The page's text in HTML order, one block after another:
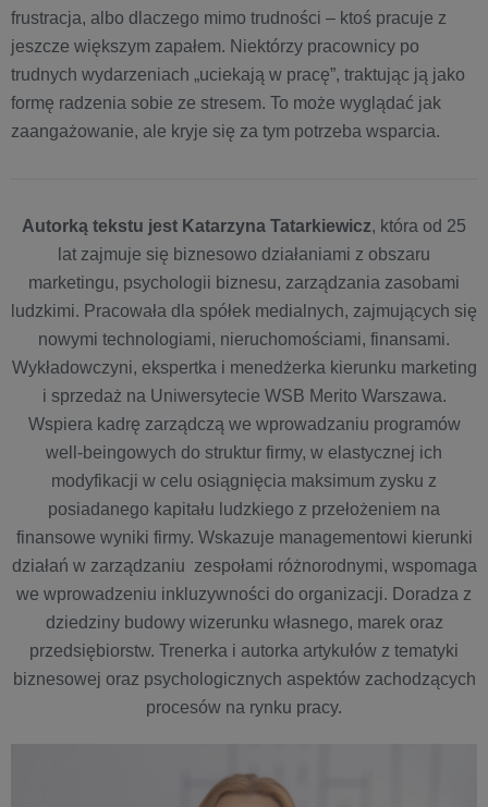
frustracja, albo dlaczego mimo trudności – ktoś pracuje z
jeszcze większym zapałem. Niektórzy pracownicy po
trudnych wydarzeniach „uciekają w pracę”, traktując ją jako
formę radzenia sobie ze stresem. To może wyglądać jak
zaangażowanie, ale kryje się za tym potrzeba wsparcia.
Autorką tekstu jest Katarzyna Tatarkiewicz, która od 25
lat zajmuje się biznesowo działaniami z obszaru
marketingu, psychologii biznesu, zarządzania zasobami
ludzkimi. Pracowała dla spółek medialnych, zajmujących się
nowymi technologiami, nieruchomościami, finansami.
Wykładowczyni, ekspertka i menedżerka kierunku marketing
i sprzedaż na Uniwersytecie WSB Merito Warszawa.
Wspiera kadrę zarządczą we wprowadzaniu programów
well-beingowych do struktur firmy, w elastycznej ich
modyfikacji w celu osiągnięcia maksimum zysku z
posiadanego kapitału ludzkiego z przełożeniem na
finansowe wyniki firmy. Wskazuje managementowi kierunki
działań w zarządzaniu zespołami różnorodnymi, wspomaga
we wprowadzeniu inkluzywności do organizacji. Doradza z
dziedziny budowy wizerunku własnego, marek oraz
przedsiębiorstw. Trenerka i autorka artykułów z tematyki
biznesowej oraz psychologicznych aspektów zachodzących
procesów na rynku pracy.